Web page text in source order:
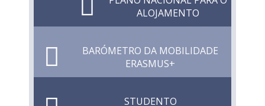
ALOJAMENTO
BARÓMETRO DA MOBILIDADE
ERASMUS+
STUDENTO